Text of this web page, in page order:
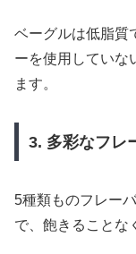
ベーグルは低脂質
ーを使用していな
ます。
3. 多彩なフレ
5種類ものフレー
で、飽きることな